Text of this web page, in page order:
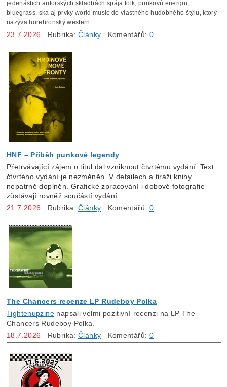
jedenástich autorských skladbách spája folk, punkovú energiu,
bluegrass, ska aj prvky world music do vlastného hudobného štýlu, ktorý
nazýva horehronský western.
23.7.2026 Rubrika:Články Komentářů: 0
HNF – Příběh punkové legendy
Přetrvávající zájem o titul dal vzniknout čtvrtému vydání. Text
čtvrtého vydání je nezměněn. V detailech a tiráži knihy
nepatrně doplněn. Grafické zpracování i dobové fotografie
zůstávají rovněž součástí vydání.
21.7.2026 Rubrika:Články Komentářů: 0
The Chancers recenze LP Rudeboy Polka
Tightenupzine napsali velmi pozitivní recenzi na LP The
Chancers Rudeboy Polka.
18.7.2026 Rubrika:Články Komentářů: 0